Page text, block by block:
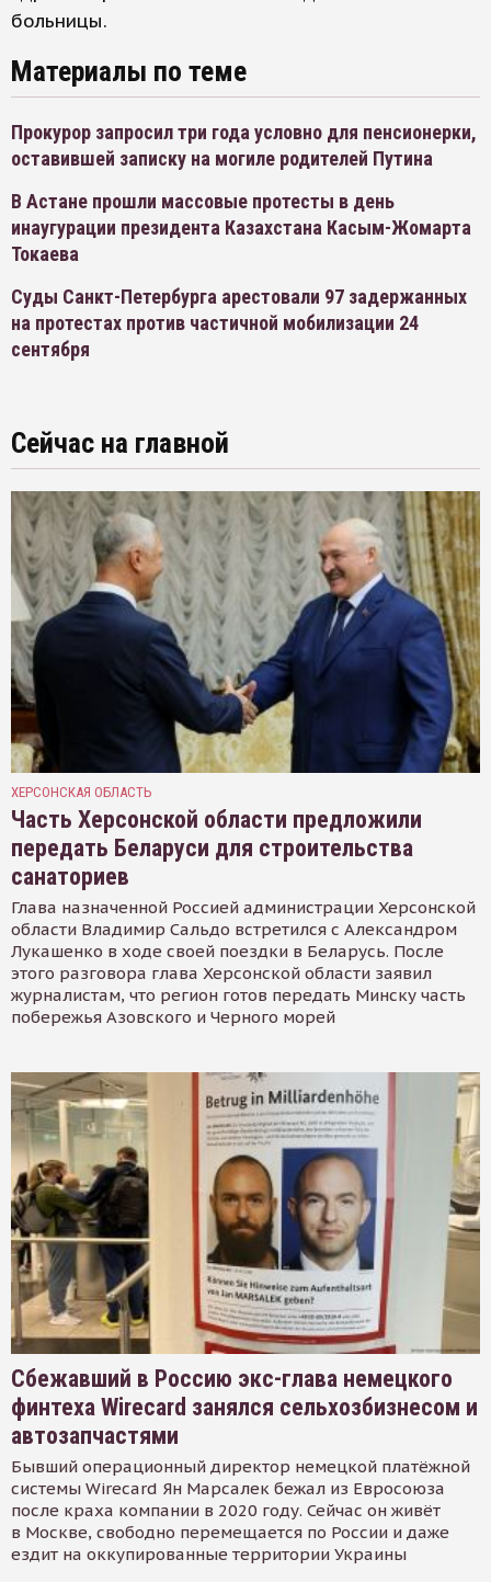
больницы.
Материалы по теме
Прокурор запросил три года условно для пенсионерки,
оставившей записку на могиле родителей Путина
В Астане прошли массовые протесты в день
инаугурации президента Казахстана Касым-Жомарта
Токаева
Суды Санкт-Петербурга арестовали 97 задержанных
на протестах против частичной мобилизации 24
сентября
Сейчас на главной
ХЕРСОНСКАЯ ОБЛАСТЬ
Часть Херсонской области предложили
передать Беларуси для строительства
санаториев
Глава назначенной Россией администрации Херсонской
области Владимир Сальдо встретился с Александром
Лукашенко в ходе своей поездки в Беларусь. После
этого разговора глава Херсонской области заявил
журналистам, что регион готов передать Минску часть
побережья Азовского и Черного морей
Сбежавший в Россию экс-глава немецкого
финтеха Wirecard занялся сельхозбизнесом и
автозапчастями
Бывший операционный директор немецкой платёжной
системы Wirecard Ян Марсалек бежал из Евросоюза
после краха компании в 2020 году. Сейчас он живёт
в Москве, свободно перемещается по России и даже
ездит на оккупированные территории Украины